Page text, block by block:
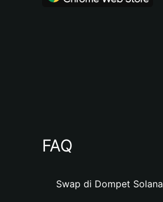
FAQ
Swap di Dompet Solana